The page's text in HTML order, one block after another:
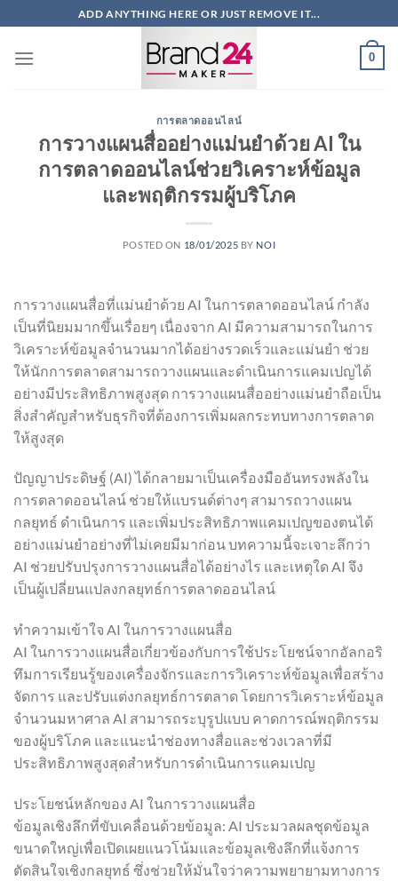
ไป
ADD ANYTHING HERE OR JUST REMOVE IT...
0
การตลาดออนไลน์
การวางแผนสื่ออย่างแม่นยำด้วย AI ใน
การตลาดออนไลน์ช่วยวิเคราะห์ข้อมูล
และพฤติกรรมผู้บริโภค
POSTED ON 18/01/2025 BY NOI
การวางแผนสื่อที่แม่นยำด้วย AI ในการตลาดออนไลน์ กำลัง
เป็นที่นิยมมากขึ้นเรื่อยๆ เนื่องจาก AI มีความสามารถในการ
วิเคราะห์ข้อมูลจำนวนมากได้อย่างรวดเร็วและแม่นยำ ช่วย
ให้นักการตลาดสามารถวางแผนและดำเนินการแคมเปญได้
อย่างมีประสิทธิภาพสูงสุด การวางแผนสื่ออย่างแม่นยำถือเป็น
สิ่งสำคัญสำหรับธุรกิจที่ต้องการเพิ่มผลกระทบทางการตลาด
ให้สูงสุด
ปัญญาประดิษฐ์ (AI) ได้กลายมาเป็นเครื่องมืออันทรงพลังใน
การตลาดออนไลน์ ช่วยให้แบรนด์ต่างๆ สามารถวางแผน
กลยุทธ์ ดำเนินการ และเพิ่มประสิทธิภาพแคมเปญของตนได้
อย่างแม่นยำอย่างที่ไม่เคยมีมาก่อน บทความนี้จะเจาะลึกว่า
AI ช่วยปรับปรุงการวางแผนสื่อได้อย่างไร และเหตุใด AI จึง
เป็นผู้เปลี่ยนแปลงกลยุทธ์การตลาดออนไลน์
ทำความเข้าใจ AI ในการวางแผนสื่อ
AI ในการวางแผนสื่อเกี่ยวข้องกับการใช้ประโยชน์จากอัลกอริ
ทึมการเรียนรู้ของเครื่องจักรและการวิเคราะห์ข้อมูลเพื่อสร้าง
จัดการ และปรับแต่งกลยุทธ์การตลาด โดยการวิเคราะห์ข้อมูล
จำนวนมหาศาล AI สามารถระบุรูปแบบ คาดการณ์พฤติกรรม
ของผู้บริโภค และแนะนำช่องทางสื่อและช่วงเวลาที่มี
ประสิทธิภาพสูงสุดสำหรับการดำเนินการแคมเปญ
ประโยชน์หลักของ AI ในการวางแผนสื่อ
ข้อมูลเชิงลึกที่ขับเคลื่อนด้วยข้อมูล: AI ประมวลผลชุดข้อมูล
ขนาดใหญ่เพื่อเปิดเผยแนวโน้มและข้อมูลเชิงลึกที่แจ้งการ
ตัดสินใจเชิงกลยุทธ์ ซึ่งช่วยให้มั่นใจว่าความพยายามทางการ